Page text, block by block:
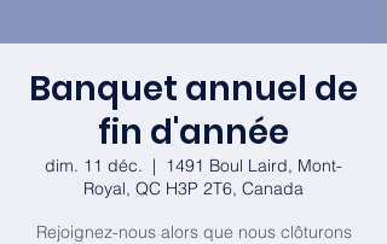
Banquet annuel de
fin d'année
dim. 11 déc.
  |
1491 Boul Laird, Mont-
Royal, QC H3P 2T6, Canada
Rejoignez-nous alors que nous clôturons